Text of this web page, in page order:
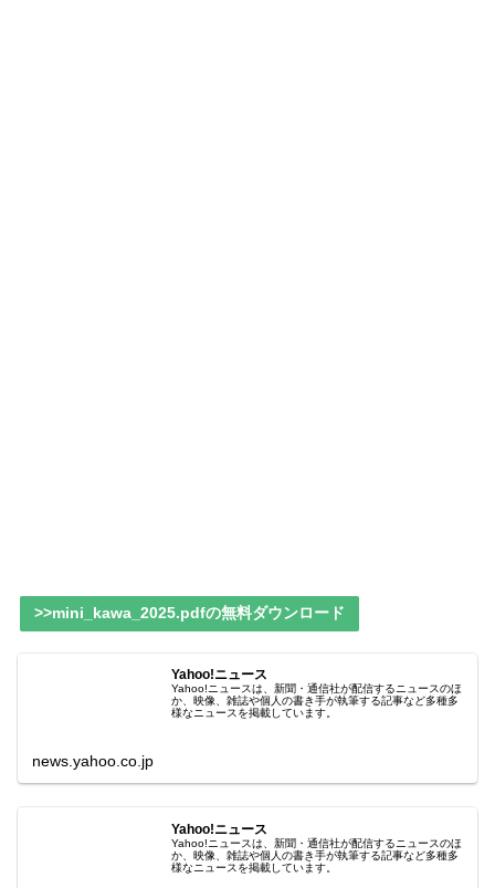
>>mini_kawa_2025.pdfの無料ダウンロード
Yahoo!ニュース
Yahoo!ニュースは、新聞・通信社が配信するニュースのほ
か、映像、雑誌や個人の書き手が執筆する記事など多種多
様なニュースを掲載しています。
news.yahoo.co.jp
Yahoo!ニュース
Yahoo!ニュースは、新聞・通信社が配信するニュースのほ
か、映像、雑誌や個人の書き手が執筆する記事など多種多
様なニュースを掲載しています。